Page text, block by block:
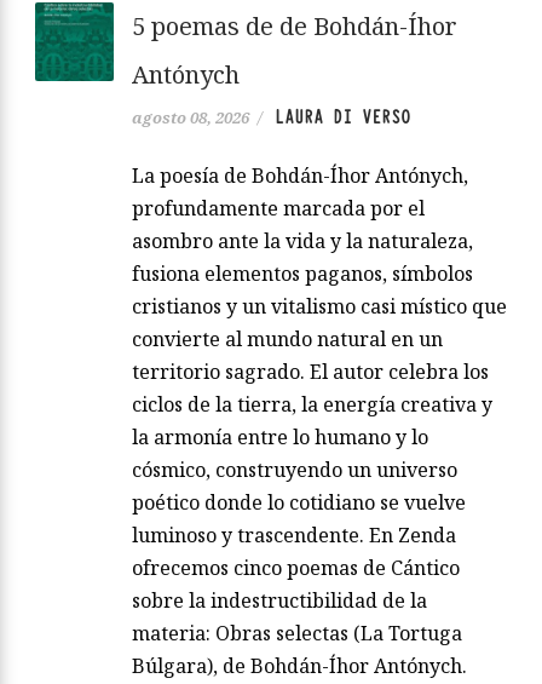
5 poemas de de Bohdán-Íhor
Antónych
agosto 08, 2026 / LAURA DI VERSO
La poesía de Bohdán-Íhor Antónych,
profundamente marcada por el
asombro ante la vida y la naturaleza,
fusiona elementos paganos, símbolos
cristianos y un vitalismo casi místico que
convierte al mundo natural en un
territorio sagrado. El autor celebra los
ciclos de la tierra, la energía creativa y
la armonía entre lo humano y lo
cósmico, construyendo un universo
poético donde lo cotidiano se vuelve
luminoso y trascendente. En Zenda
ofrecemos cinco poemas de Cántico
sobre la indestructibilidad de la
materia: Obras selectas (La Tortuga
Búlgara), de Bohdán-Íhor Antónych.